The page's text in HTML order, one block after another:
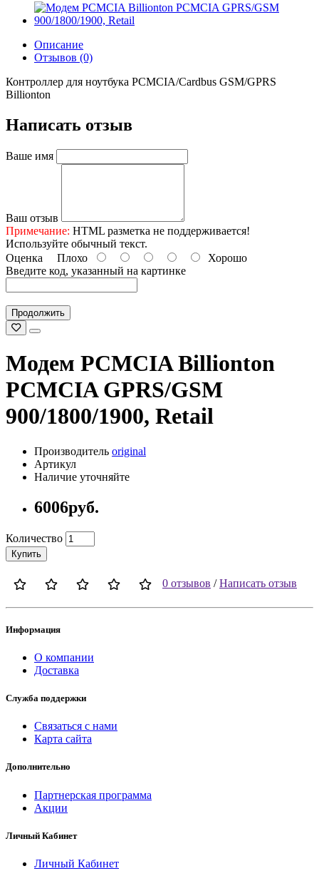
Описание
Отзывов (0)
Контроллер для ноутбука PCMCIA/Cardbus GSM/GPRS
Billionton
Написать отзыв
Ваше имя
Ваш отзыв
Примечание: HTML разметка не поддерживается!
Используйте обычный текст.
Оценка Плохо
Хорошо
Введите код, указанный на картинке
Продолжить
Модем PCMCIA Billionton
PCMCIA GPRS/GSM
900/1800/1900, Retail
Производитель original
Артикул
Наличие уточняйте
6006руб.
Количество
Купить
0 отзывов /Написать отзыв
Информация
О компании
Доставка
Служба поддержки
Связаться с нами
Карта сайта
Дополнительно
Партнерская программа
Акции
Личный Кабинет
Личный Кабинет